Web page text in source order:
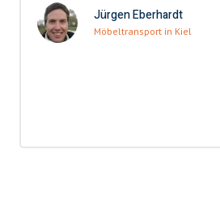
Jürgen Eberhardt
Möbeltransport in Kiel